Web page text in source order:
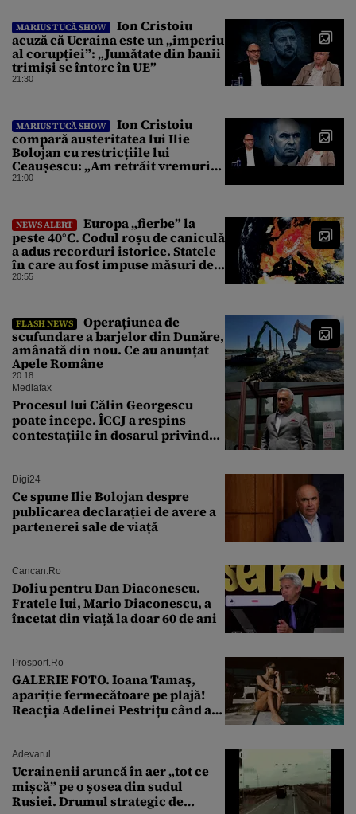
MARIUS TUCĂ SHOW
Ion Cristoiu
acuză că Ucraina este un „imperiu
al corupției”: „Jumătate din banii
trimiși se întorc în UE”
21:30
MARIUS TUCĂ SHOW
Ion Cristoiu
compară austeritatea lui Ilie
Bolojan cu restricțiile lui
Ceaușescu: „Am retrăit vremurile
tinereții”
21:00
NEWS ALERT
Europa „fierbe” la
peste 40°C. Codul roșu de caniculă
a adus recorduri istorice. Statele
în care au fost impuse măsuri de
urgență
20:55
FLASH NEWS
Operațiunea de
scufundare a barjelor din Dunăre,
amânată din nou. Ce au anunțat
Apele Române
20:18
Mediafax
Procesul lui Călin Georgescu
poate începe. ÎCCJ a respins
contestațiile în dosarul privind
Digi24
Ce spune Ilie Bolojan despre
publicarea declarației de avere a
partenerei sale de viață
Cancan.ro
Doliu pentru Dan Diaconescu.
Fratele lui, Mario Diaconescu, a
încetat din viață la doar 60 de ani
Prosport.ro
GALERIE FOTO. Ioana Tamaş,
apariție fermecătoare pe plajă!
Reacția Adelinei Pestrițu când a
Adevarul
Ucrainenii aruncă în aer „tot ce
mișcă” pe o șosea din sudul
Rusiei. Drumul strategic de